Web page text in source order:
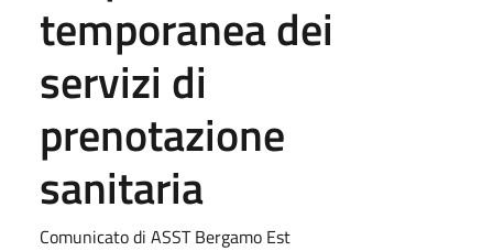
temporanea dei
servizi di
prenotazione
sanitaria
Comunicato di ASST Bergamo Est